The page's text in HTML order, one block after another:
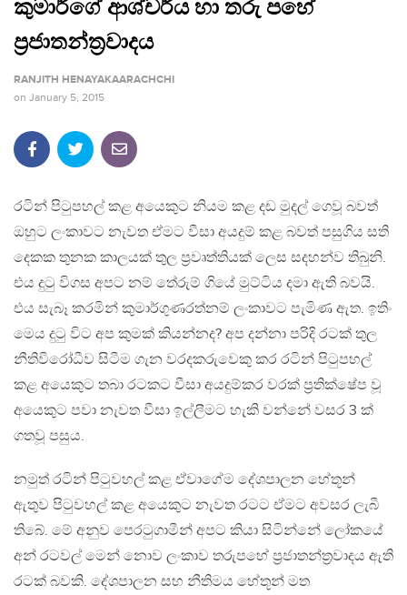
කුමාර්ගේ ආශ්චර්ය හා තරු පහේ
ප්‍රජාතන්ත්‍රවාදය
RANJITH HENAYAKAARACHCHI
on January 5, 2015
රටින් පිටුපහල් කළ අයෙකුට නියම කළ දඩ මුදල් ගෙවූ බවත්
ඔහුට ලංකාවට නැවත ඒමට වීසා අයදුම් කළ බවත් පසුගිය සති
දෙකක තුනක කාලයක් තුල ප්‍රවෘත්තියක් ලෙස සදහන්ව තිබුනි.
එය දුටු විගස අපට නම් තේරුම් ගියේ මුට්ටිය දමා ඇති බවයි.
එය සැබෑ කරමින් කුමාර්ගුණරත්නම් ලංකාවට පැමිණ ඇත‍. ඉතිං
මෙය දුටු විට අප කුමක් කියන්නද? අප දන්නා පරිදි රටක් තුල
නීතිවිරෝධීව සිටීම ගැන වරදකරුවෙකු කර රටින් පිටුපහල්
කළ අයෙකුට තබා රටකට වීසා අයදුම්කර වරක් ප්‍රතික්ෂේප වූ
අයෙකුට පවා නැවත වීසා ඉල්ලීමට හැකි වන්නේ වසර 3 ක්
ගතවූ පසුය.
නමුත් රටින් පිටුවහල් කළ ඒවාගේම දේශපාලන හේතූන්
ඇතුව පිටුවහල් කළ අයෙකුට නැවත රටට ඒමට අවසර ලැබී
තිබේ. මේ අනුව පෙරටුගාමීන් අපට කියා සිටින්නේ ලෝකයේ
අන් රටවල් මෙන් නොව ලංකාව තරුපහේ ප්‍රජාතන්ත්‍රවාදය ඇති
රටක් බවකි. දේශපාලන සහ නීතිමය හේතූන් මත